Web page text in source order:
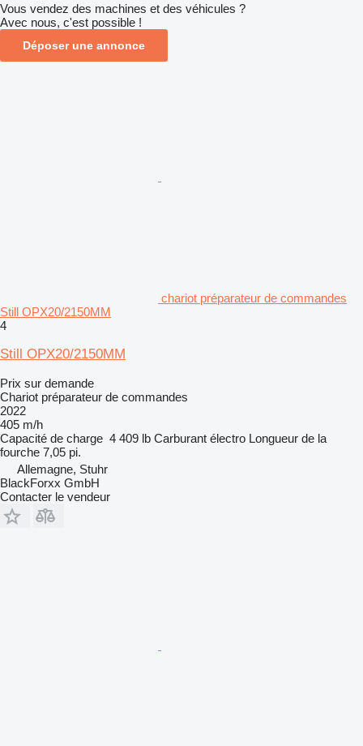
Vous vendez des machines et des véhicules ?
Avec nous, c'est possible !
Déposer une annonce
chariot préparateur de commandes
Still OPX20/2150MM
4
Still OPX20/2150MM
Prix sur demande
Chariot préparateur de commandes
2022
405 m/h
Capacité de charge 4 409 lb Carburant électro Longueur de la
fourche 7,05 pi.
Allemagne, Stuhr
BlackForxx GmbH
Contacter le vendeur